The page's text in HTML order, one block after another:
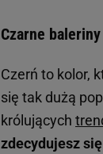
Czarne
Czerń to kolor,
się tak dużą
królujących
zdecydujesz